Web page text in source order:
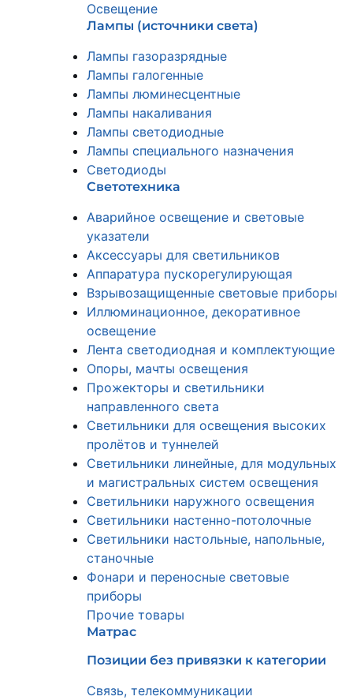
Освещение
Лампы (источники света)
Лампы газоразрядные
Лампы галогенные
Лампы люминесцентные
Лампы накаливания
Лампы светодиодные
Лампы специального назначения
Светодиоды
Светотехника
Аварийное освещение и световые
указатели
Аксессуары для светильников
Аппаратура пускорегулирующая
Взрывозащищенные световые приборы
Иллюминационное, декоративное
освещение
Лента светодиодная и комплектующие
Опоры, мачты освещения
Прожекторы и светильники
направленного света
Светильники для освещения высоких
пролётов и туннелей
Светильники линейные, для модульных
и магистральных систем освещения
Светильники наружного освещения
Светильники настенно-потолочные
Светильники настольные, напольные,
станочные
Фонари и переносные световые
приборы
Прочие товары
Матрас
Позиции без привязки к категории
Связь, телекоммуникации